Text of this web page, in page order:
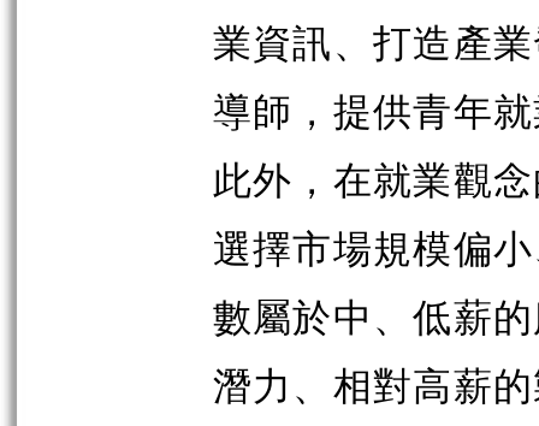
業資訊、打造產
導師，提供青年
此外，在就業觀
選擇市場規模偏
數屬於中、低薪
潛力、相對高薪